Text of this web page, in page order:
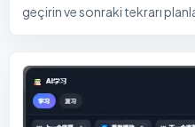
geçirin ve sonraki tekrarı